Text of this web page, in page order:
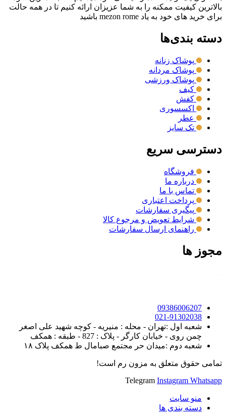
بالاترین کیفیت ممکنه را به شما عزیزان ارائه کنیم تا در همه حالت
برای خرید های خود به یاد mezon rome باشید
دسته بندی‌ها
پوشاک زنانه
پوشاک مردانه
پوشاک ورزشی
کیف
کفش
اکسسوری
عطر
تک سایز
دسترسی سریع
فروشگاه
درباره ما
تماس با ما
پرداخت اعتباری
پیگیری سفارشات
شرایط تعویض و مرجوع کالا
راهنمای ارسال سفارشات
مجوز ها
09386006207
021-91302038
شعبه اول :تهران - محله : منیریه - کوچه شهید علی اصغر
چمن روی - خیابان کارگر - پلاک : 827 - طبقه : همکف
شعبه دوم :میدان حر مجتمع صبامال ط همکف پلاک ۱۸
تمامی حقوق متعلق به مزون رم است!
Telegram Instagram Whatsapp
منو سایت
دسته بندی ها